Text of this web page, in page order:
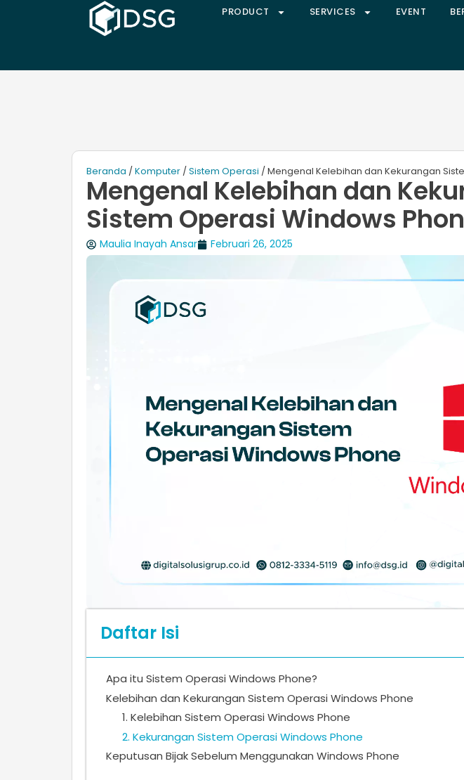
PRODUCT SERVICES EVENT
Beranda /Komputer /Sistem Operasi / Mengenal Kelebihan dan Kekurangan
Mengenal Kelebihan dan
Sistem Operasi Windows
Maulia Inayah Ansar Februari 26, 2025
Daftar Isi
Apa itu Sistem Operasi Windows Phone​​​?
Kelebihan dan Kekurangan Sistem Operasi Windows Phone​
1. Kelebihan Sistem Operasi Windows Phone
2. Kekurangan Sistem Operasi Windows Phone
Keputusan Bijak Sebelum Menggunakan Windows Phone